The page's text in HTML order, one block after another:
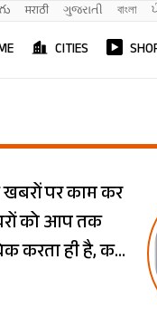
मराठी ગુજરાતી বাংলা
CITIES
पर काम कर
को आप तक
करता ही है, कम